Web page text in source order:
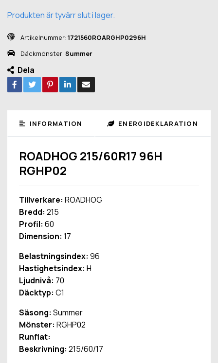
Produkten är tyvärr slut i lager.
Artikelnummer: 1721560ROARGHP0296H
Däckmönster: Summer
Dela
INFORMATION ENERGIDEKLARATION
ROADHOG 215/60R17 96H
RGHP02
Tillverkare: ROADHOG
Bredd: 215
Profil: 60
Dimension: 17
Belastningsindex: 96
Hastighetsindex: H
Ljudnivå: 70
Däcktyp: C1
Säsong: Summer
Mönster: RGHP02
Runflat:
Beskrivning: 215/60/17